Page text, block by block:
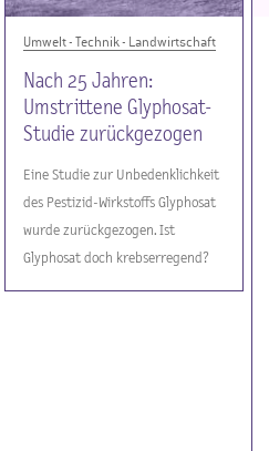
Umwelt - Technik - Landwirtschaft
Nach 25 Jahren:
Umstrittene Glyphosat-
Studie zurückgezogen
Eine Studie zur Unbedenklichkeit
des Pestizid-Wirkstoffs Glyphosat
wurde zurückgezogen. Ist
Glyphosat doch krebserregend?